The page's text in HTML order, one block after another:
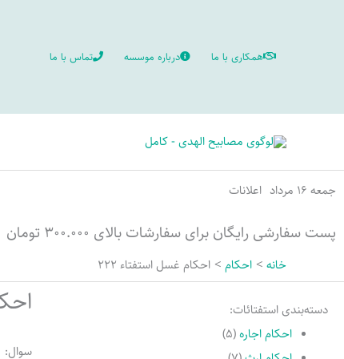
همکاری با ما درباره موسسه تماس با ما
جمعه ۱۶ مرداد اعلانات
پست سفارشی رایگان برای سفارشات بالای ۳۰۰.۰۰۰ تومان
خانه احکام احکام غسل استفتاء 222
دسته‌بندی استفتائات:
احکام اجاره(۵)
سوال: